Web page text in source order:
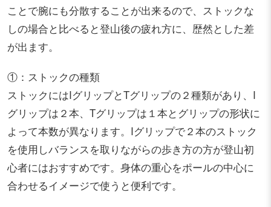
ことで腕にも分散することが出来るので、ストックな
しの場合と比べると登山後の疲れ方に、歴然とした差
が出ます。
①：ストックの種類
ストックにはIグリップとTグリップの２種類があり、I
グリップは２本、Tグリップは１本とグリップの形状に
よって本数が異なります。Iグリップで２本のストック
を使用しバランスを取りながらの歩き方の方が登山初
心者にはおすすめです。身体の重心をポールの中心に
合わせるイメージで使うと便利です。